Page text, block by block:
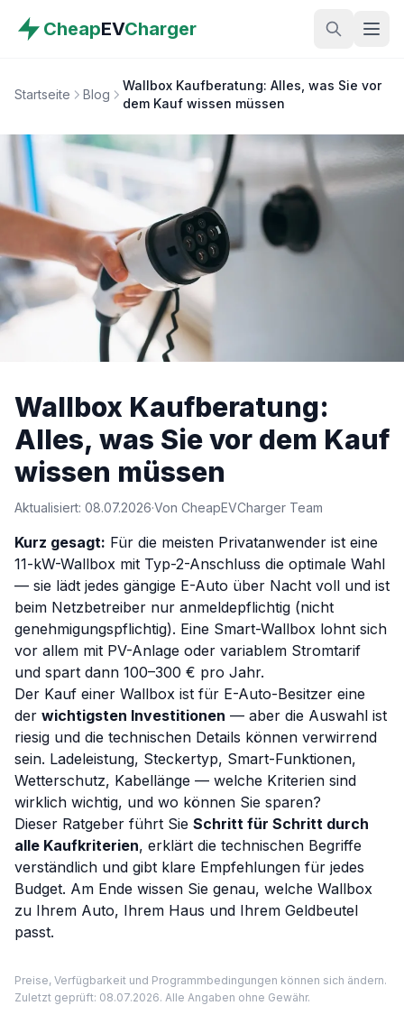
CheapEVCharger
Startseite Blog
Wallbox Kaufberatung: Alles, was Sie vor
dem Kauf wissen müssen
Wallbox Kaufberatung:
Alles, was Sie vor dem Kauf
wissen müssen
Aktualisiert: 08.07.2026·Von CheapEVCharger Team
Kurz gesagt: Für die meisten Privatanwender ist eine
11-kW-Wallbox mit Typ-2-Anschluss die optimale Wahl
— sie lädt jedes gängige E-Auto über Nacht voll und ist
beim Netzbetreiber nur anmeldepflichtig (nicht
genehmigungspflichtig). Eine Smart-Wallbox lohnt sich
vor allem mit PV-Anlage oder variablem Stromtarif
und spart dann 100–300 € pro Jahr.
Der Kauf einer Wallbox ist für E-Auto-Besitzer eine
der wichtigsten Investitionen — aber die Auswahl ist
riesig und die technischen Details können verwirrend
sein. Ladeleistung, Steckertyp, Smart-Funktionen,
Wetterschutz, Kabellänge — welche Kriterien sind
wirklich wichtig, und wo können Sie sparen?
Dieser Ratgeber führt Sie Schritt für Schritt durch
alle Kaufkriterien, erklärt die technischen Begriffe
verständlich und gibt klare Empfehlungen für jedes
Budget. Am Ende wissen Sie genau, welche Wallbox
zu Ihrem Auto, Ihrem Haus und Ihrem Geldbeutel
passt.
Preise, Verfügbarkeit und Programmbedingungen können sich ändern.
Zuletzt geprüft: 08.07.2026. Alle Angaben ohne Gewähr.